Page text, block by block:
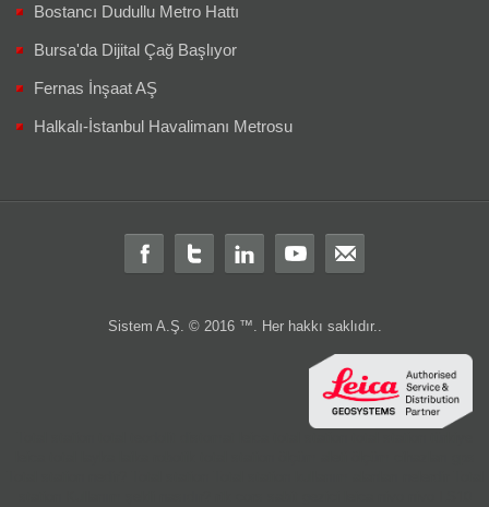
Bostancı Dudullu Metro Hattı
Bursa'da Dijital Çağ Başlıyor
Fernas İnşaat AŞ
Halkalı-İstanbul Havalimanı Metrosu
Sistem A.Ş. © 2016 ™. Her hakkı saklıdır..